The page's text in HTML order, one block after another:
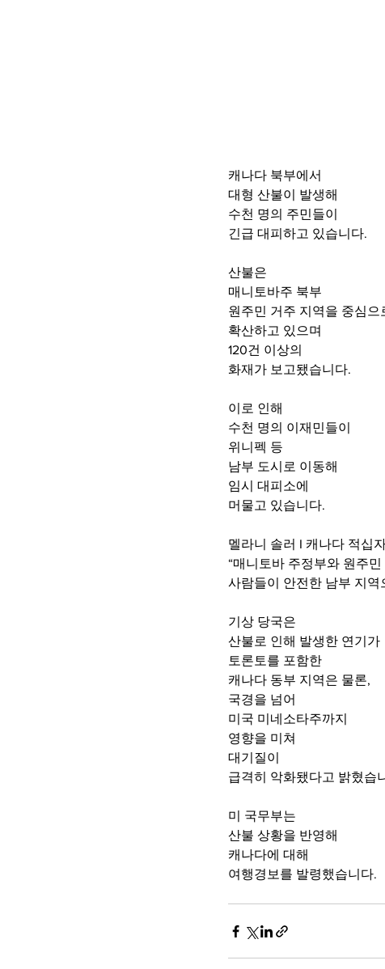
캐나다 북부에서
대형 산불이 발생해
수천 명의 주민들이
긴급 대피하고 있습니다.
산불은
매니토바주 북부
원주민 거주 지역을 중심으
확산하고 있으며
120건 이상의
화재가 보고됐습니다.
이로 인해
수천 명의 이재민들이
위니펙 등
남부 도시로 이동해
임시 대피소에
머물고 있습니다.
멜라니 솔러 I 캐나다 적십
“매니토바 주정부와 원주
사람들이 안전한 남부 지역
기상 당국은
산불로 인해 발생한 연기가
토론토를 포함한
캐나다 동부 지역은 물론,
국경을 넘어
미국 미네소타주까지
영향을 미쳐
대기질이
급격히 악화됐다고 밝혔습
미 국무부는
산불 상황을 반영해
캐나다에 대해
여행경보를 발령했습니다.